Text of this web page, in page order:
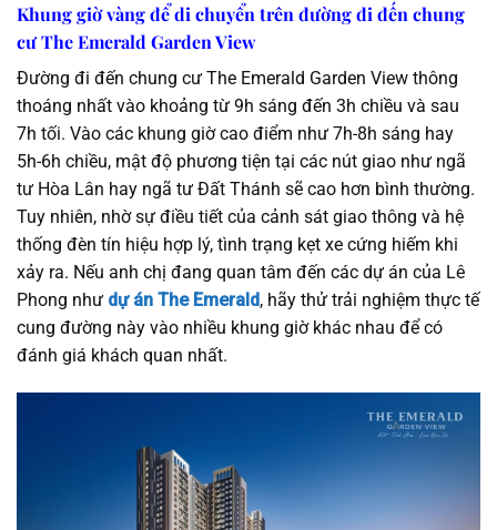
Khung giờ vàng để di chuyển trên đường đi đến chung
cư The Emerald Garden View
Đường đi đến chung cư The Emerald Garden View thông
thoáng nhất vào khoảng từ 9h sáng đến 3h chiều và sau
7h tối. Vào các khung giờ cao điểm như 7h-8h sáng hay
5h-6h chiều, mật độ phương tiện tại các nút giao như ngã
tư Hòa Lân hay ngã tư Đất Thánh sẽ cao hơn bình thường.
Tuy nhiên, nhờ sự điều tiết của cảnh sát giao thông và hệ
thống đèn tín hiệu hợp lý, tình trạng kẹt xe cứng hiếm khi
xảy ra. Nếu anh chị đang quan tâm đến các dự án của Lê
Phong như dự án The Emerald, hãy thử trải nghiệm thực tế
cung đường này vào nhiều khung giờ khác nhau để có
đánh giá khách quan nhất.